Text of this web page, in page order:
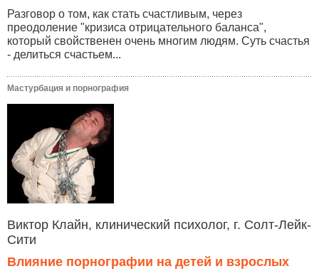
Разговор о том, как стать счастливым, через
преодоление "кризиса отрицательного баланса",
который свойственен очень многим людям. Суть счастья
- делиться счастьем...
Мастурбация и порнография
Виктор Клайн, клинический психолог, г. Солт-Лейк-
Сити
Влияние порнографии на детей и взрослых